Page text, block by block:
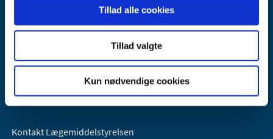
Tillad alle cookies
Tillad valgte
Kun nødvendige cookies
Lægemiddelstyrelsen
Axel Heides Gade 1
Lægemiddelstyrelsen er en del af
Sundheds- og Kirkeministeriet.
Kontakt Lægemiddelstyrelsen